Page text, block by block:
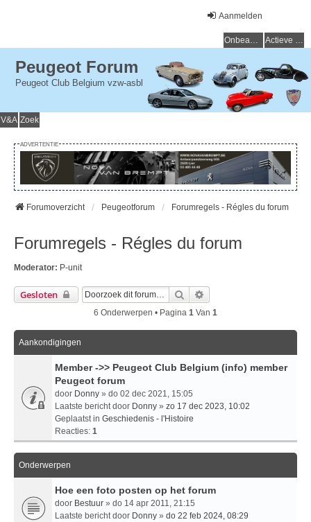
Aanmelden
Onbeantwoorde onderwerpen Actieve onderwerpen
Peugeot Forum
Peugeot Club Belgium vzw-asbl
V&A Zoek
ADVERTENTIE
Forumoverzicht Peugeotforum Forumregels - Régles du forum
Forumregels - Régles du forum
Moderator: P-unit
Gesloten Zoek
6 Onderwerpen • Pagina 1 Van 1
Aankondigingen
Member ->> Peugeot Club Belgium (info) member
Peugeot forum
door Donny » do 02 dec 2021, 15:05
Laatste bericht door Donny » zo 17 dec 2023, 10:02
Geplaatst in Geschiedenis - l'Histoire
Reacties: 1
Onderwerpen
Hoe een foto posten op het forum
door Bestuur » do 14 apr 2011, 21:15
Laatste bericht door Donny » do 22 feb 2024, 08:29